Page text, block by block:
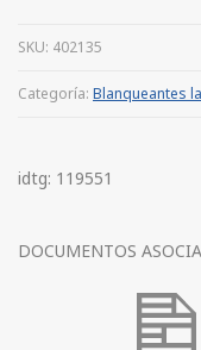
SKU: 402135
Categoría: Blanqueantes
idtg: 119551
DOCUMENTOS